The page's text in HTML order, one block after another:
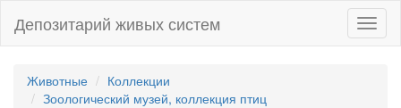
Депозитарий живых систем
Животные
Коллекции
Зоологический музей, коллекция птиц